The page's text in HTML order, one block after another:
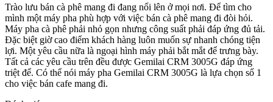
Trào lưu bán cà phê mang đi đang nổi lên ở mọi nơi. Để tìm cho
mình một máy pha phù hợp với việc bán cà phê mang đi đòi hỏi.
Máy pha cà phê phải nhỏ gọn nhưng công suất phải đáp ứng đủ tải.
Đặc biệt giờ cao điểm khách hàng luôn muốn sự nhanh chóng tiện
lợi. Một yêu cầu nữa là ngoại hình máy phải bắt mắt để trưng bày.
Tất cả các yêu cầu trên đều được Gemilai CRM 3005G đáp ứng
triệt để. Có thể nói máy pha Gemilai CRM 3005G là lựa chọn số 1
cho việc bán cafe mang đi.